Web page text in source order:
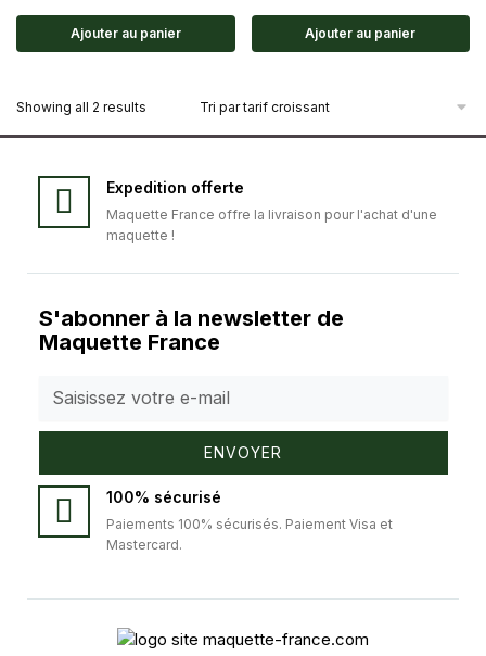
Ajouter au panier Ajouter au panier
Showing all 2 results
Expedition offerte
Maquette France offre la livraison pour l'achat d'une
maquette !
S'abonner à la newsletter de
Maquette France
ENVOYER
100% sécurisé
Paiements 100% sécurisés. Paiement Visa et
Mastercard.